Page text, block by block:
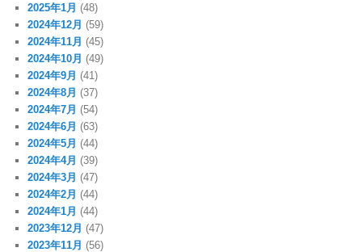
2025年1月 (48)
2024年12月 (59)
2024年11月 (45)
2024年10月 (49)
2024年9月 (41)
2024年8月 (37)
2024年7月 (54)
2024年6月 (63)
2024年5月 (44)
2024年4月 (39)
2024年3月 (47)
2024年2月 (44)
2024年1月 (44)
2023年12月 (47)
2023年11月 (56)